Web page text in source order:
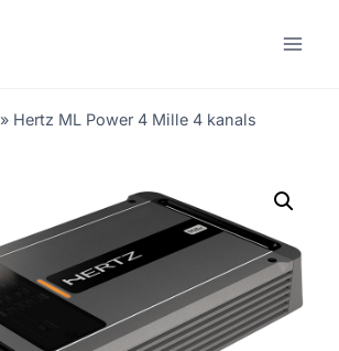
» Hertz ML Power 4 Mille 4 kanals